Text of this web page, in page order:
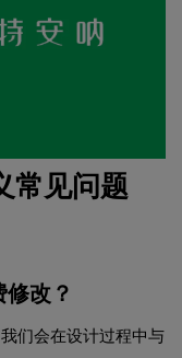
常见问题
改？
们会在设计过程中与